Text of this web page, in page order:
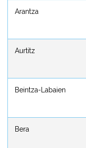
Arantza
Aurtitz
Beintza-Labaien
Bera